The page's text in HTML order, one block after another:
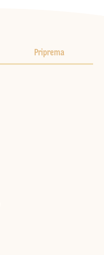
Priprema